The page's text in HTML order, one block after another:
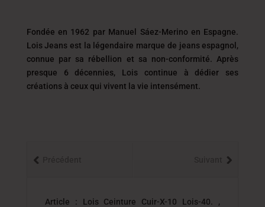
Fondée en 1962 par Manuel Sáez-Merino en Espagne.
Lois Jeans est la légendaire marque de jeans espagnol,
connue par sa rébellion et sa non-conformité. Après
presque 6 décennies, Lois continue à dédier ses
créations à ceux qui vivent la vie intensément.
Article : Lois Ceinture Cuir-X-10 Lois-40. ,